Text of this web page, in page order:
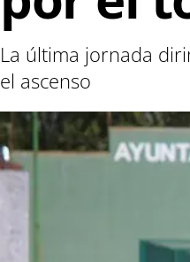
La última jornada
el ascenso